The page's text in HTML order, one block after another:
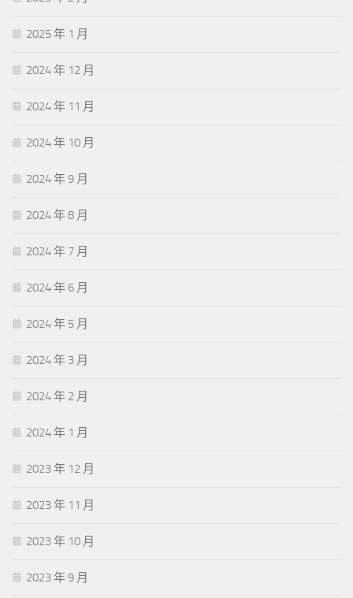
2025 年 1 月
2024 年 12 月
2024 年 11 月
2024 年 10 月
2024 年 9 月
2024 年 8 月
2024 年 7 月
2024 年 6 月
2024 年 5 月
2024 年 3 月
2024 年 2 月
2024 年 1 月
2023 年 12 月
2023 年 11 月
2023 年 10 月
2023 年 9 月